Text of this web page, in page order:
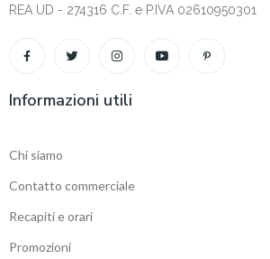
REA UD - 274316 C.F. e P.IVA 02610950301
Informazioni utili
Chi siamo
Contatto commerciale
Recapiti e orari
Promozioni